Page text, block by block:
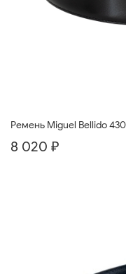
Ремень Miguel Bellido
8 020 ₽